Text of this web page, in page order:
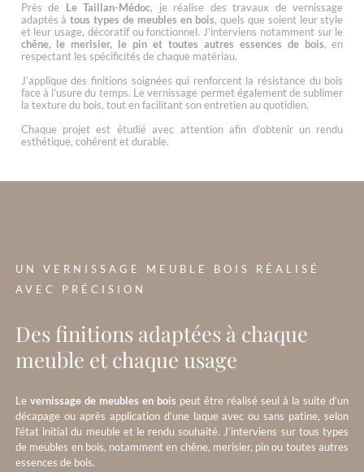
Près de Le Taillan-Médoc, je réalise des travaux de vernissage
adaptés àtous types de meubles en bois, quels que soient leur style
et leur usage, décoratif ou fonctionnel. J’interviens notamment sur le
chêne, le merisier, le pin et toutes autres essences de bois, en
respectant les spécificités de chaque matériau.
J’applique des finitions soignées qui renforcent la résistance du bois
face à l’usure du temps. Le vernissage permet également de sublimer
la texture du bois, tout en facilitant son entretien au quotidien.
Chaque projet est étudié avec attention afin d’obtenir un rendu
esthétique, cohérent et durable.
UN VERNISSAGE MEUBLE BOIS RÉALISÉ
AVEC PRÉCISION
Des finitions adaptées à chaque
meuble et chaque usage
Levernissage de meubles en bois peut être réalisé seul à la suite d’un
décapage ou après application d’une laque avec ou sans patine, selon
l’état initial du meuble et le rendu souhaité. J’interviens sur tous types
de meubles en bois, notamment en chêne, merisier, pin ou toutes autres
essences de bois.